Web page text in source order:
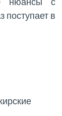
поступает в